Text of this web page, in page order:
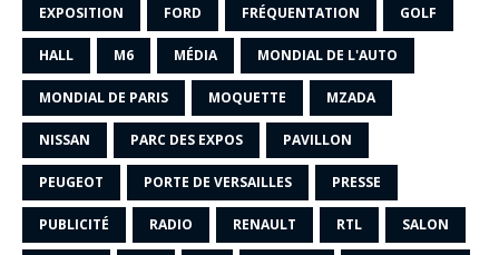
EXPOSITION FORD FRÉQUENTATION GOLF
HALL M6 MÉDIA MONDIAL DE L'AUTO
MONDIAL DE PARIS MOQUETTE MZADA
NISSAN PARC DES EXPOS PAVILLON
PEUGEOT PORTE DE VERSAILLES PRESSE
PUBLICITÉ RADIO RENAULT RTL SALON